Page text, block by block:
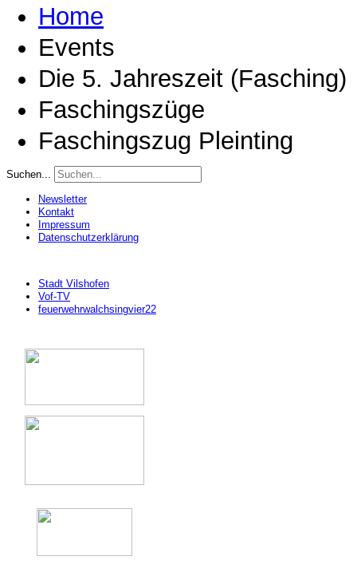
Home
Events
Die 5. Jahreszeit (Fasching)
Faschingszüge
Faschingszug Pleinting
Suchen...
Newsletter
Kontakt
Impressum
Datenschutzerklärung
Stadt Vilshofen
Vof-TV
feuerwehrwalchsingvier22